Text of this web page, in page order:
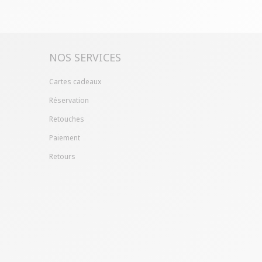
NOS SERVICES
Cartes cadeaux
Réservation
Retouches
Paiement
Retours